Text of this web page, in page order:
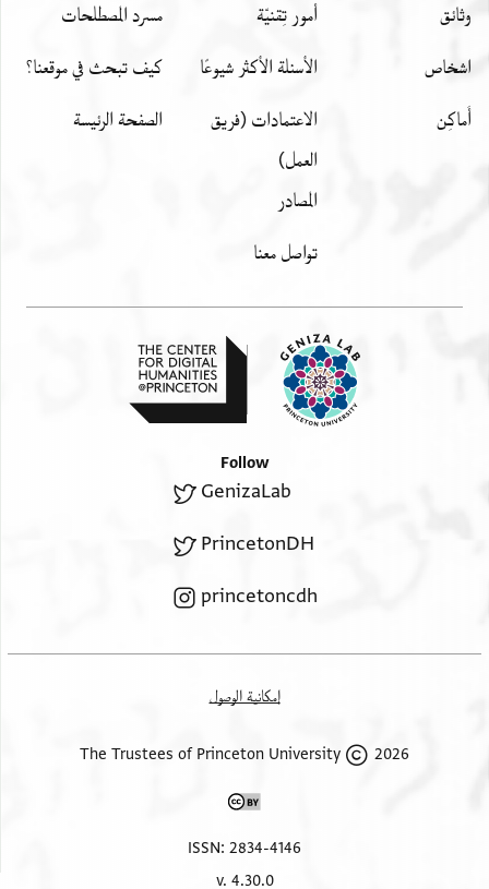
وثائق
اشخاص
أَماكِن
أمور تِقنيّة
الأسئلة الأكثر شيوعًا
الاعتمادات (فريق
العمل)
المصادر
تواصل معنا
مسرد المصطلحات
كيف تبحث في موقعنا؟
الصفحة الرئيسة
Follow
GenizaLab
PrincetonDH
princetoncdh
إمكانية الوصول
2026 The Trustees of Princeton University
ISSN: 2834-4146
v. 4.30.0